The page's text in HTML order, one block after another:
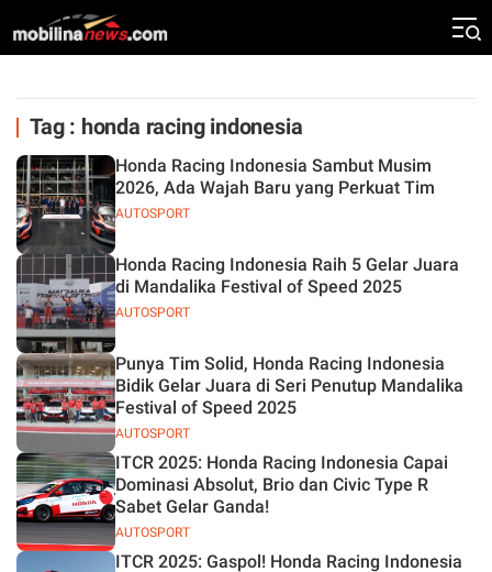
Tag : honda racing indonesia
AUTOSPORT
Honda Racing Indonesia Sambut Musim
2026, Ada Wajah Baru yang Perkuat Tim
AUTOSPORT
Honda Racing Indonesia Raih 5 Gelar Juara
di Mandalika Festival of Speed 2025
AUTOSPORT
Punya Tim Solid, Honda Racing Indonesia
Bidik Gelar Juara di Seri Penutup Mandalika
Festival of Speed 2025
AUTOSPORT
ITCR 2025: Honda Racing Indonesia Capai
Dominasi Absolut, Brio dan Civic Type R
Sabet Gelar Ganda!
ITCR 2025: Gaspol! Honda Racing Indonesia